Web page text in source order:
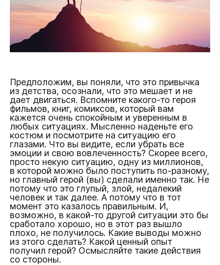
Предположим, вы поняли, что это привычка
из детства, осознали, что это мешает и не
дает двигаться. Вспомните какого-то героя
фильмов, книг, комиксов, который вам
кажется очень спокойным и уверенным в
любых ситуациях. Мысленно наденьте его
костюм и посмотрите на ситуацию его
глазами. Что вы видите, если убрать все
эмоции и свою вовлеченность? Скорее всего,
просто некую ситуацию, одну из миллионов,
в которой можно было поступить по-разному,
но главный герой (вы) сделали именно так. Не
потому что это глупый, злой, недалекий
человек и так далее. А потому что в тот
момент это казалось правильным. И,
возможно, в какой-то другой ситуации это бы
сработало хорошо, но в этот раз вышло
плохо, не получилось. Какие выводы можно
из этого сделать? Какой ценный опыт
получил герой? Осмысляйте такие действия
со стороны.